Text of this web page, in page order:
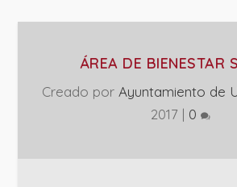
ÁREA DE BIENESTAR
Creado por Ayuntamiento de
2017 | 0